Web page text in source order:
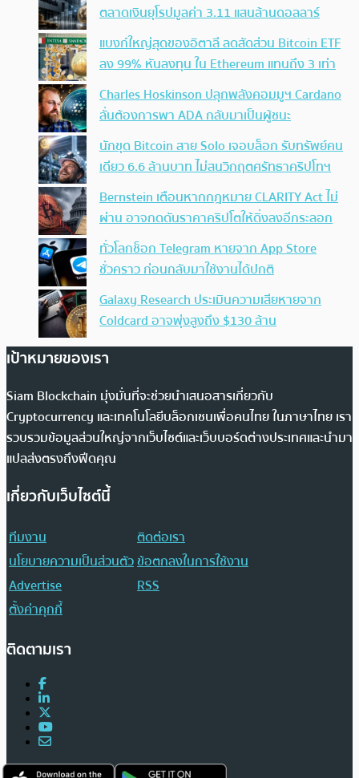
ตลาดเงินยุโรปมูลค่า 3.11 แสนล้านดอลลาร์
แบงก์ใหญ่สุดของอิตาลี ลดสัดส่วน Bitcoin ETF
ลง 99% หันลงทุน ใน Ethereum แทนถึง 3 เท่า
Charles Hoskinson ปลุกพลังคอมมูฯ Cardano
ลั่นต้องการพา ADA กลับมาเป็นผู้ชนะ
นักขุด Bitcoin สาย Solo เจอบล็อก รับทรัพย์คน
เดียว 6.6 ล้านบาท ไม่สนวิกฤตศรัทธาคริปโทฯ
Bernstein เตือนหากกฎหมาย CLARITY Act ไม่
ผ่าน อาจกดดันราคาคริปโตให้ดิ่งลงอีกระลอก
ทั่วโลกช็อก Telegram หายจาก App Store
ชั่วคราว ก่อนกลับมาใช้งานได้ปกติ
Galaxy Research ประเมินความเสียหายจาก
Coldcard อาจพุ่งสูงถึง $130 ล้าน
เป้าหมายของเรา
Siam Blockchain มุ่งมั่นที่จะช่วยนำเสนอสารเกี่ยวกับ
Cryptocurrency และเทคโนโลยีบล็อกเชนเพื่อคนไทย ในภาษาไทย เรา
รวบรวมข้อมูลส่วนใหญ่จากเว็บไซต์และเว็บบอร์ดต่างประเทศและนำมา
แปลส่งตรงถึงฟีดคุณ
เกี่ยวกับเว็บไซต์นี้
ทีมงาน
ติดต่อเรา
นโยบายความเป็นส่วนตัวข้อตกลงในการใช้งาน
Advertise
RSS
ตั้งค่าคุกกี้
ติดตามเรา